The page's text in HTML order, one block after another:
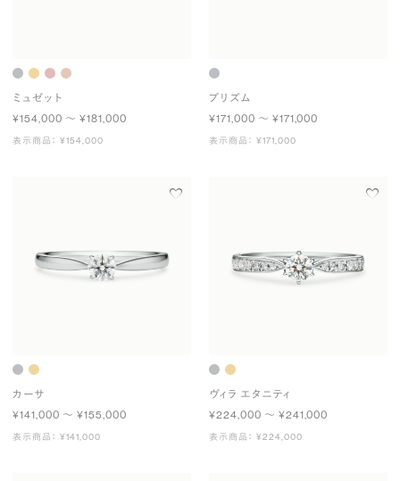
ミュゼット
¥154,000 〜 ¥181,000
表示商品： ¥154,000
プリズム
¥171,000 〜 ¥171,000
表示商品： ¥171,000
カーサ
¥141,000 〜 ¥155,000
表示商品： ¥141,000
ヴィラ エタニティ
¥224,000 〜 ¥241,000
表示商品： ¥224,000